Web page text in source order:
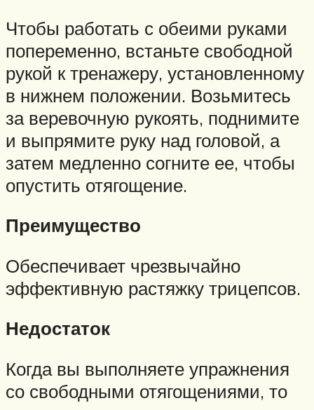
Чтобы работать с обеими руками
попеременно, встаньте свободной
рукой к тренажеру, установленному
в нижнем положении. Возьмитесь
за веревочную рукоять, поднимите
и выпрямите руку над головой, а
затем медленно согните ее, чтобы
опустить отягощение.
Преимущество
Обеспечивает чрезвычайно
эффективную растяжку трицепсов.
Недостаток
Когда вы выполняете упражнения
со свободными отягощениями, то